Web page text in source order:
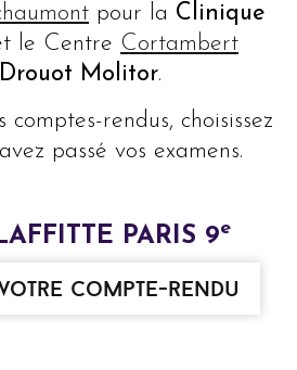
pour la Clinique
le Centre Cortambert
Molitor.
rendus, choisissez
passé vos examens.
PARIS 9e
compte-rendu